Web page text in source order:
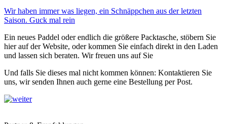
Wir haben immer was liegen, ein Schnäppchen aus der letzten
Saison. Guck mal rein
Ein neues Paddel oder endlich die größere Packtasche, stöbern Sie
hier auf der Website, oder kommen Sie einfach direkt in den Laden
und lassen sich beraten. Wir freuen uns auf Sie
Und falls Sie dieses mal nicht kommen können: Kontaktieren Sie
uns, wir senden Ihnen auch gerne eine Bestellung per Post.